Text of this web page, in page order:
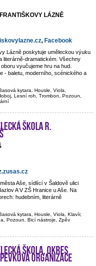
LÁZNĚ
, Facebook
Lázně poskytuje uměleckou výuku
literárně-dramatickém. Všechny
vyučujeme hru na hud.
- baletu, moderního, scénického a
kytara, Housle, Viola,
Lesní roh, Trombon, Pozoun,
škola R.
Aše, sídlící v Šaldově ulici
A V ZŠ Hranice u Aše. Na
hudebním, literárně
kytara, Housle, Viola, Klavír,
Pozoun, Bicí nástroje, Zpěv
škola, okres
organizace